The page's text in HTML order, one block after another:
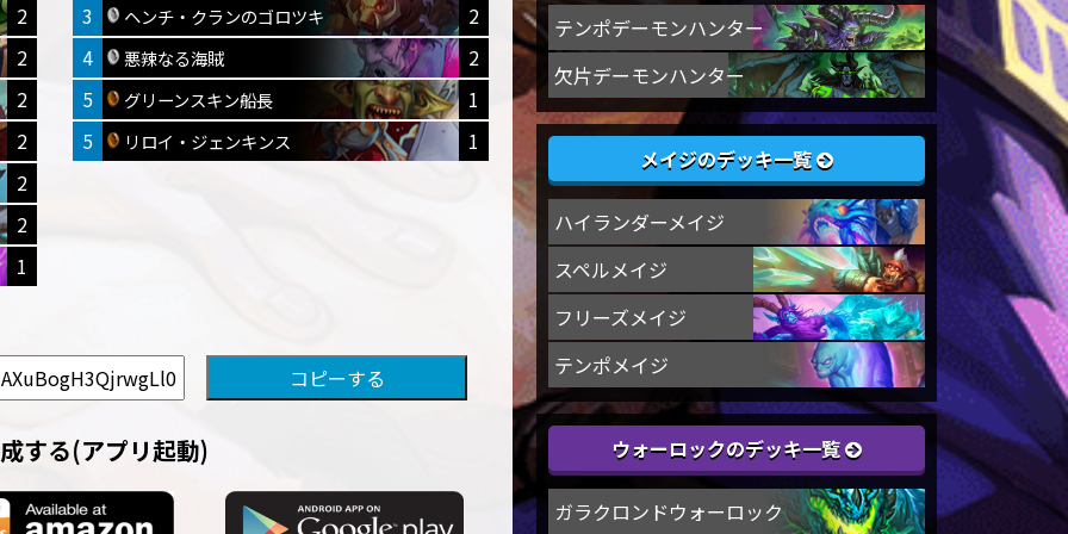
2
2
2
2
2
2
1
3 ヘンチ・クランのゴロツキ
2
4
悪辣なる海賊
2
5
グリーンスキン船長
1
5
リロイ・ジェンキンス 1
する(アプリ起動)
テンポデーモンハンター
欠片デーモンハンター
メイジのデッキ一覧
ハイランダーメイジ
スペルメイジ
フリーズメイジ
テンポメイジ
ウォーロックのデッキ一覧
ガラクロンドウォーロック